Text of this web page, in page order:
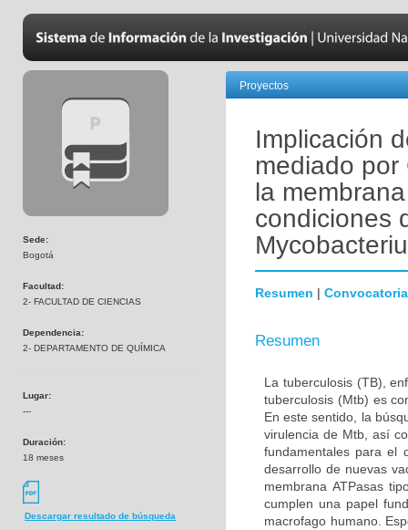
Sede:
Bogotá
Facultad:
2- FACULTAD DE CIENCIAS
Dependencia:
2- DEPARTAMENTO DE QUÍMICA
Lugar:
---
Duración:
18 meses
Descargar resultado de búsqueda
Proyectos
Implicación
mediado por
la
condiciones
Resumen | Convocatoria
Resumen
La tuberculosis (TB),
tuberculosis (Mtb) es
En este sentido, la
virulencia de Mtb, así
fundamentales para el
desarrollo de nuevas
membrana ATPasas
cumplen una papel
macrofago humano.